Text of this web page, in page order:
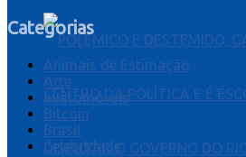
Categorias
Animais de Estimação
Arte
auatomóveis
Bitcoin
Brasil
Celebridade